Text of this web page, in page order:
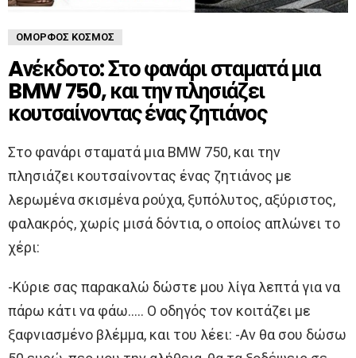
ΌΜΟΡΦΟΣ ΚΌΣΜΟΣ
Aνέκδοτο: Στο φανάρι σταματά μια
BMW 750, και την πλησιάζει
κουτσαίνοντας ένας ζητιάνος
Στο φανάρι σταματά μια BMW 750, και την
πλησιάζει κουτσαίνοντας ένας ζητιάνος με
λερωμένα σκισμένα ρούχα, ξυπόλυτος, αξύριστος,
φαλακρός, χωρίς μισά δόντια, ο οποίος απλώνει το
χέρι:
-Κύριε σας παρακαλώ δώστε μου λίγα λεπτά για να
πάρω κάτι να φάω….. Ο οδηγός τον κοιτάζει με
ξαφνιασμένο βλέμμα, και του λέει: -Αν θα σου δώσω